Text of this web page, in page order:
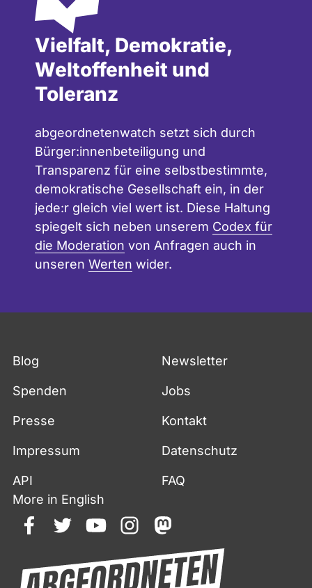
Vielfalt, Demokratie,
Weltoffenheit und
Toleranz
abgeordnetenwatch setzt sich durch
Bürger:innenbeteiligung und
Transparenz für eine selbstbestimmte,
demokratische Gesellschaft ein, in der
jede:r gleich viel wert ist. Diese Haltung
spiegelt sich neben unserem Codex für
die Moderation von Anfragen auch in
unseren Werten wider.
Blog Newsletter
Spenden Jobs
Presse Kontakt
Impressum Datenschutz
API
FAQ
More in English
facebooktwitteryoutubeinstagrammastodon